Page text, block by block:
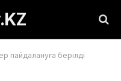
пайдалануға берілді